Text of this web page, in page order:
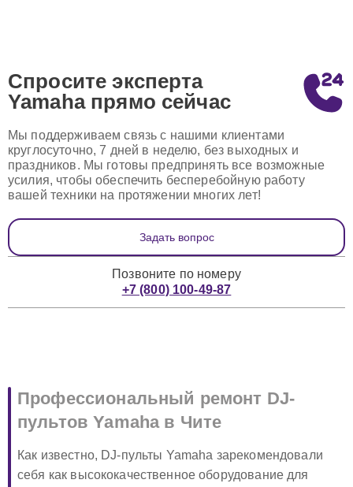
Спросите эксперта
Yamaha прямо сейчас
Мы поддерживаем связь с нашими клиентами
круглосуточно, 7 дней в неделю, без выходных и
праздников. Мы готовы предпринять все возможные
усилия, чтобы обеспечить бесперебойную работу
вашей техники на протяжении многих лет!
Задать вопрос
Позвоните по номеру
+7 (800) 100-49-87
Профессиональный ремонт DJ-
пультов Yamaha в Чите
Как известно, DJ-пульты Yamaha зарекомендовали
себя как высококачественное оборудование для